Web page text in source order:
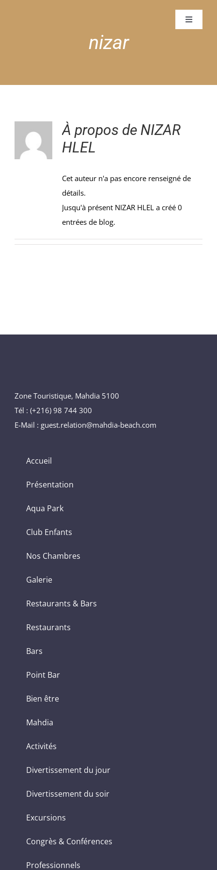
Toggle
Accueil
Restos & Bars
Club Enfants
Activités
nizar
À propos de NIZAR
HLEL
Cet auteur n'a pas encore renseigné de
détails.
Jusqu'à présent NIZAR HLEL a créé 0
entrées de blog.
Zone Touristique, Mahdia 5100
Tél : (+216) 98 744 300
E-Mail : guest.relation@mahdia-beach.com
Accueil
Présentation
Aqua Park
Club Enfants
Nos Chambres
Galerie
Restaurants & Bars
Restaurants
Bars
Point Bar
Bien être
Mahdia
Activités
Divertissement du jour
Divertissement du soir
Excursions
Congrès & Conférences
Professionnels